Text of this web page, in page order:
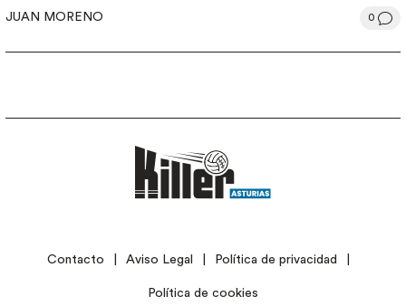
JUAN MORENO 0
LEGALContacto Aviso Legal Política de privacidad
Política de cookies